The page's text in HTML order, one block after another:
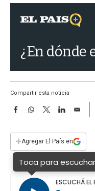
¿En dónde
Compartir esta noticia
F
e
b
o
o
W
s
p
p
T
w
t
r
L
I
n
E
i
l
+Agregar El País en
Toca para escuchar
ESCUCHÁ EL